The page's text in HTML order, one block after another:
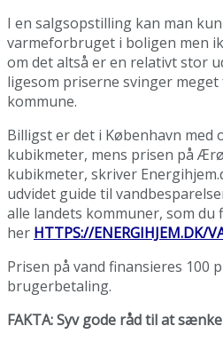
I en salgsopstilling kan man
varmeforbruget i boligen men
om det altså er en relativt stor
ligesom priserne svinger
kommune.
Billigst er det i København med
kubikmeter, mens prisen på
kubikmeter, skriver
udvidet guide til
alle landets kommuner, som du
her HTTPS://ENERGIHJEM.DK/
Prisen på vand finansieres 100
brugerbetaling.
FAKTA: Syv gode råd til at